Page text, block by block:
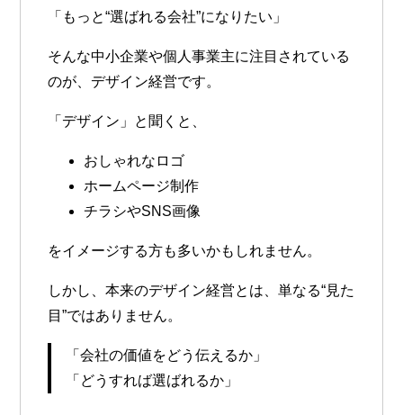
「もっと“選ばれる会社”になりたい」
そんな中小企業や個人事業主に注目されている
のが、 デザイン経営です。
「デザイン」と聞くと、
おしゃれなロゴ
ホームページ制作
チラシやSNS画像
をイメージする方も多いかもしれません。
しかし、本来のデザイン経営とは、単なる“見た
目”ではありません。
「会社の価値をどう伝えるか」
「どうすれば選ばれるか」